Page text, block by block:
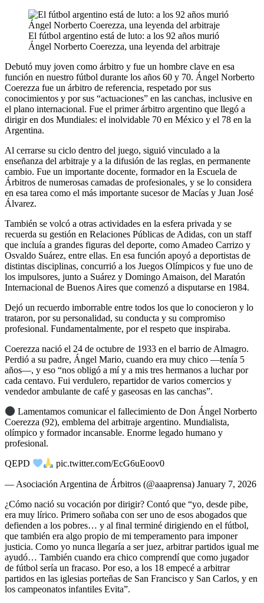
El fútbol argentino está de luto: a los 92 años murió
Ángel Norberto Coerezza, una leyenda del arbitraje
Debutó muy joven como árbitro y fue un hombre clave en esa
función en nuestro fútbol durante los años 60 y 70. Ángel Norberto
Coerezza fue un árbitro de referencia, respetado por sus
conocimientos y por sus “actuaciones” en las canchas, inclusive en
el plano internacional. Fue el primer árbitro argentino que llegó a
dirigir en dos Mundiales: el inolvidable 70 en México y el 78 en la
Argentina.
Al cerrarse su ciclo dentro del juego, siguió vinculado a la
enseñanza del arbitraje y a la difusión de las reglas, en permanente
cambio. Fue un importante docente, formador en la Escuela de
Árbitros de numerosas camadas de profesionales, y se lo considera
en esa tarea como el más importante sucesor de Macías y Juan José
Álvarez.
También se volcó a otras actividades en la esfera privada y se
recuerda su gestión en Relaciones Públicas de Adidas, con un staff
que incluía a grandes figuras del deporte, como Amadeo Carrizo y
Osvaldo Suárez, entre ellas. En esa función apoyó a deportistas de
distintas disciplinas, concurrió a los Juegos Olímpicos y fue uno de
los impulsores, junto a Suárez y Domingo Amaison, del Maratón
Internacional de Buenos Aires que comenzó a disputarse en 1984.
Dejó un recuerdo imborrable entre todos los que lo conocieron y lo
trataron, por su personalidad, su conducta y su compromiso
profesional. Fundamentalmente, por el respeto que inspiraba.
Coerezza nació el 24 de octubre de 1933 en el barrio de Almagro.
Perdió a su padre, Ángel Mario, cuando era muy chico —tenía 5
años—, y eso “nos obligó a mí y a mis tres hermanos a luchar por
cada centavo. Fui verdulero, repartidor de varios comercios y
vendedor ambulante de café y gaseosas en las canchas”.
Lamentamos comunicar el fallecimiento de Don Ángel Norberto
Coerezza (92), emblema del arbitraje argentino. Mundialista,
olímpico y formador incansable. Enorme legado humano y
profesional.
QEPD
pic.twitter.com/EcG6uEoov0
— Asociación Argentina de Árbitros (@aaaprensa) January 7, 2026
¿Cómo nació su vocación por dirigir? Contó que “yo, desde pibe,
era muy lírico. Primero soñaba con ser uno de esos abogados que
defienden a los pobres… y al final terminé dirigiendo en el fútbol,
que también era algo propio de mi temperamento para imponer
justicia. Como yo nunca llegaría a ser juez, arbitrar partidos igual me
ayudó… También cuando era chico comprendí que como jugador
de fútbol sería un fracaso. Por eso, a los 18 empecé a arbitrar
partidos en las iglesias porteñas de San Francisco y San Carlos, y en
los campeonatos infantiles Evita”.